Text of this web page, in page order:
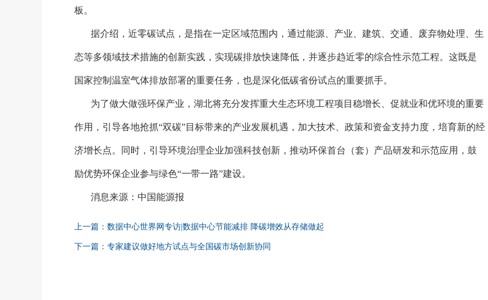
板。
据介绍，近零碳试点，是指在一定区域范围内，通过能源、产业、建筑、交通、废弃物处理、生
态等多领域技术措施的创新实践，实现碳排放快速降低，并逐步趋近零的综合性示范工程。这既是
国家控制温室气体排放部署的重要任务，也是深化低碳省份试点的重要抓手。
为了做大做强环保产业，湖北将充分发挥重大生态环境工程项目稳增长、促就业和优环境的重要
作用，引导各地抢抓“双碳”目标带来的产业发展机遇，加大技术、政策和资金支持力度，培育新的经
济增长点。同时，引导环境治理企业加强科技创新，推动环保首台（套）产品研发和示范应用，鼓
励优势环保企业参与绿色“一带一路”建设。
消息来源：中国能源报
上一篇：数据中心世界网专访|数据中心节能减排 降碳增效从存储做起
下一篇：专家建议做好地方试点与全国碳市场创新协同